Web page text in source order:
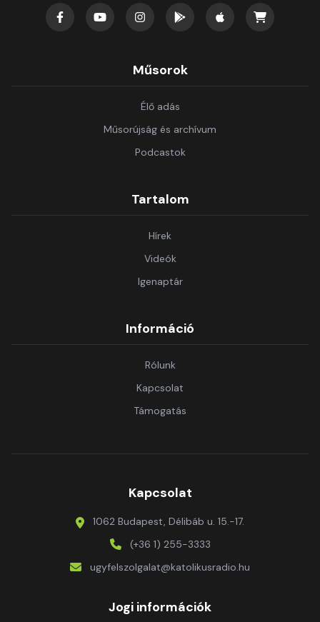
Műsorok
Élő adás
Műsorújság és archívum
Podcastok
Tartalom
Hírek
Videók
Igenaptár
Információ
Rólunk
Kapcsolat
Támogatás
Kapcsolat
1062 Budapest, Délibáb u. 15.-17.
(+36 1) 255-3333
ugyfelszolgalat@katolikusradio.hu
Jogi információk